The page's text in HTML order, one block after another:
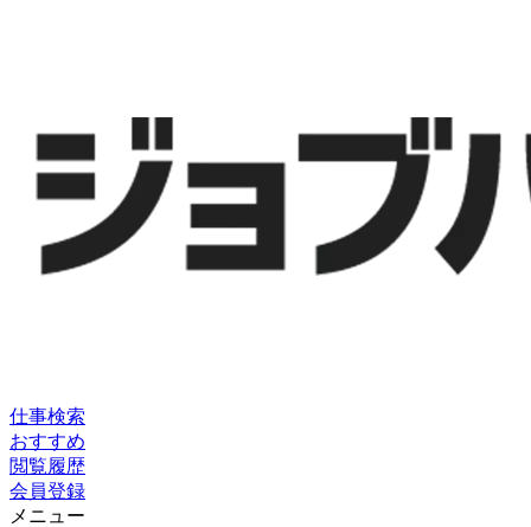
仕事検索
おすすめ
閲覧履歴
会員登録
メニュー